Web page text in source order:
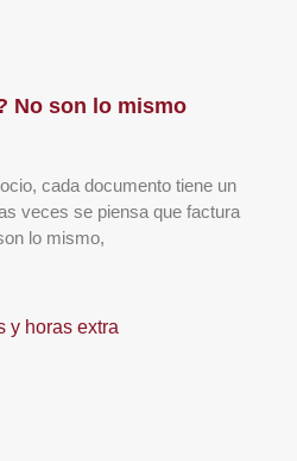
No son lo mismo
cada documento tiene un
veces se piensa que factura
lo mismo,